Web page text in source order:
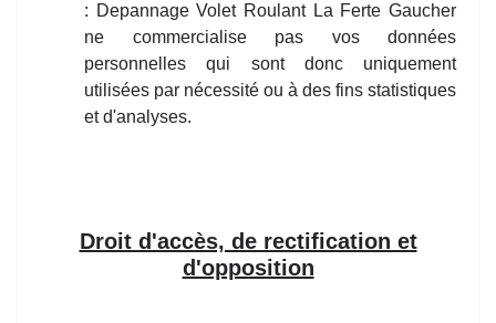
: Depannage Volet Roulant La Ferte Gaucher
ne commercialise pas vos données
personnelles qui sont donc uniquement
utilisées par nécessité ou à des fins statistiques
et d'analyses.
Droit d'accès, de rectification et
d'opposition